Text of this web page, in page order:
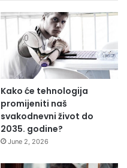
Kako će tehnologija
promijeniti naš
svakodnevni život do
2035. godine?
June 2, 2026